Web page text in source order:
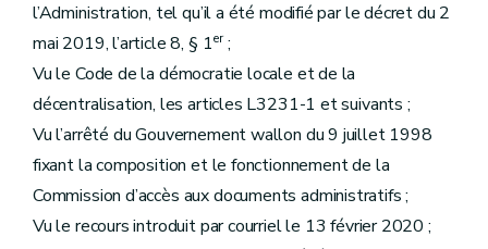
l’Administration, tel qu’il a été modifié par le décret du 2
mai 2019, l’article 8, § 1er;
Vu le Code de la démocratie locale et de la
décentralisation, les articles L3231-1 et suivants ;
Vu l’arrêté du Gouvernement wallon du 9 juillet 1998
fixant la composition et le fonctionnement de la
Commission d’accès aux documents administratifs ;
Vu le recours introduit par courriel le 13 février 2020 ;